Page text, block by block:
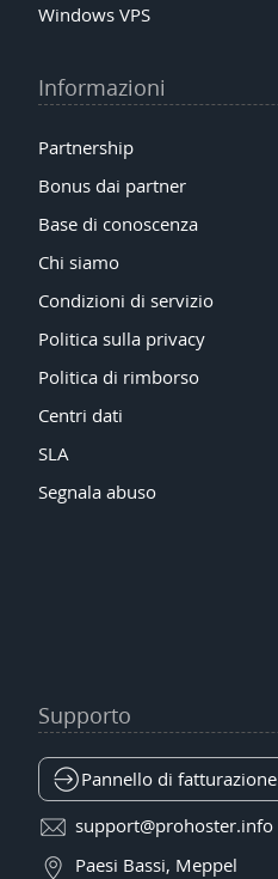
Windows VPS
Informazioni
Partnership
Bonus dai partner
Base di conoscenza
Chi siamo
Condizioni di servizio
Politica sulla privacy
Politica di rimborso
Centri dati
SLA
Segnala abuso
Supporto
Pannello di fatturazione
support@prohoster.info
Paesi Bassi, Meppel